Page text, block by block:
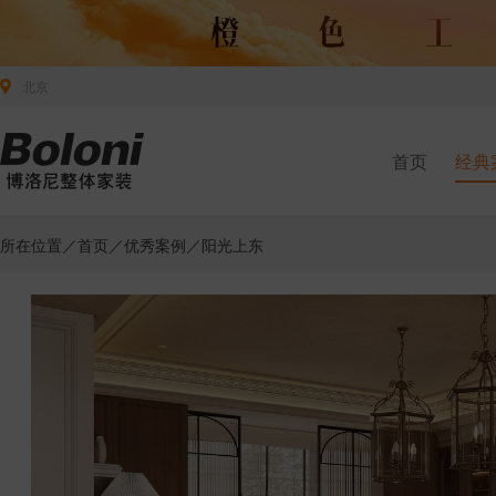
首页 经典
所在位置／首页 ／优秀案例 ／阳光上东